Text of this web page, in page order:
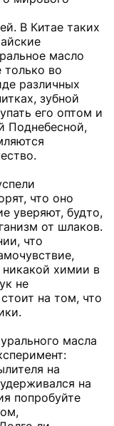
В Китае таких
масло
только во
различных
зубной
его оптом и
Поднебесной,
что оно
уверяют, будто,
от шлаков.
что
химии в
не
на том, что
масла
на
на
попробуйте